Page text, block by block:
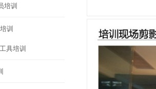
培训
训
具培训